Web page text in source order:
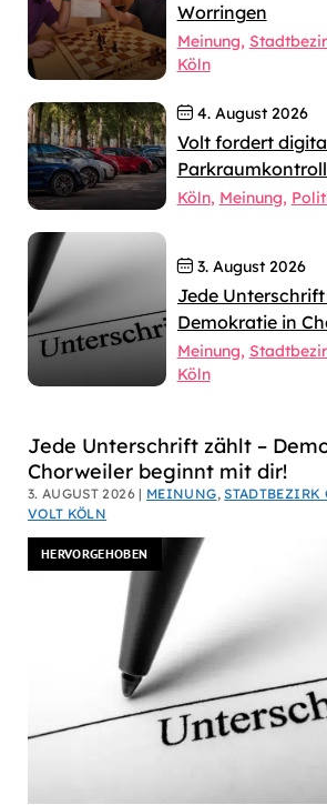
Worringen
Meinung
Köln
4. August 2026
Volt fordert
Köln Meinung
3. August 2026
Jede
Demokratie in
mit dir!
Meinung
Köln
Dirk
Bachhausen
HERVORGEHOBEN
Jede Unterschrift zählt –
Chorweiler beginnt mit dir!
3. AUGUST 2026 | MEINUNG,STADTBEZIRK
VOLT KÖLN